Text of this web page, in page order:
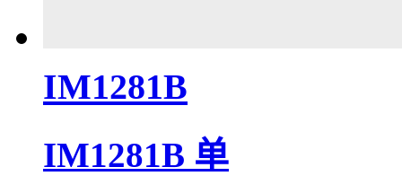
IM1281B
IM1281B 单